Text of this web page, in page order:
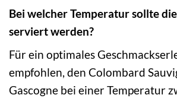
Bei welcher Temperatur sollte
serviert werden?
Für ein optimales
empfohlen, den Colombard
Gascogne bei einer Temperatur